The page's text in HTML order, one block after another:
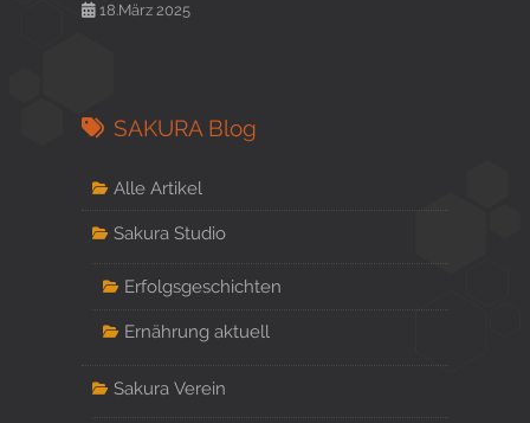
18.März 2025
SAKURA Blog
Alle Artikel
Sakura Studio
Erfolgsgeschichten
Ernährung aktuell
Sakura Verein